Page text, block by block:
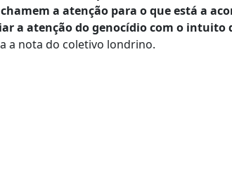
a atenção para o que está a
a atenção do genocídio com o
a nota do coletivo londrino.